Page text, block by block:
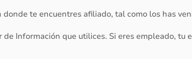
te encuentres afiliado, tal como los has
Información que utilices. Si eres empleado, tu